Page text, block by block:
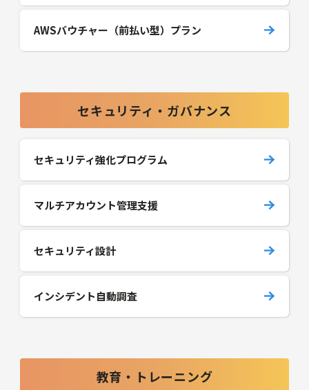
AWSバウチャー（前払い型）プラン
セキュリティ・ガバナンス
セキュリティ強化プログラム
マルチアカウント管理支援
セキュリティ設計
インシデント自動調査
教育・トレーニング